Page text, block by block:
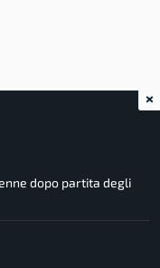
dopo partita degli
×